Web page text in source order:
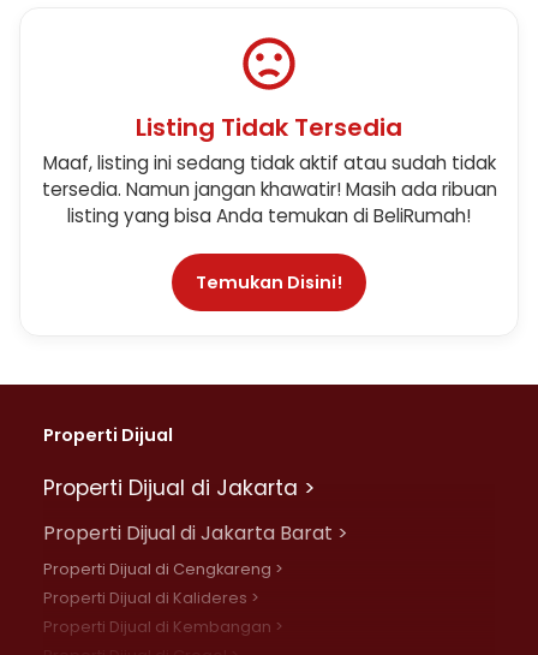
Listing Tidak Tersedia
Maaf, listing ini sedang tidak aktif atau sudah tidak
tersedia. Namun jangan khawatir! Masih ada ribuan
listing yang bisa Anda temukan di BeliRumah!
Temukan Disini!
Properti Dijual
Properti Dijual di Jakarta >
Properti Dijual di Jakarta Barat >
Properti Dijual di Cengkareng >
Properti Dijual di Kalideres >
Properti Dijual di Kembangan >